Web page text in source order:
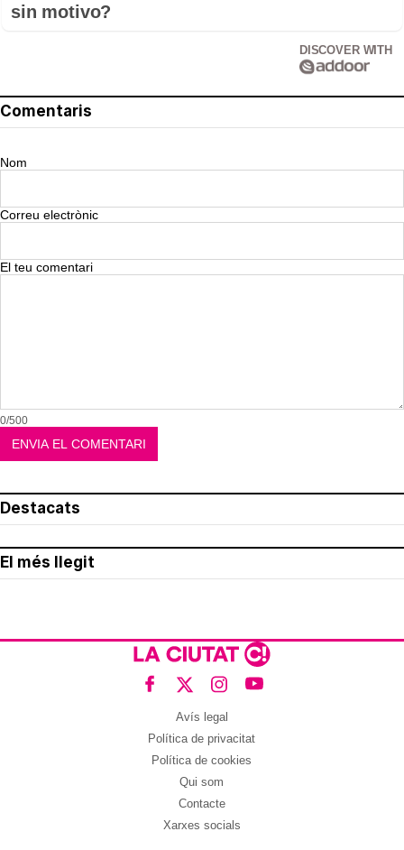
sin motivo?
DISCOVER WITH
Comentaris
Nom
Correu electrònic
El teu comentari
0/500
Destacats
El més llegit
Avís legal
Política de privacitat
Política de cookies
Qui som
Contacte
Xarxes socials